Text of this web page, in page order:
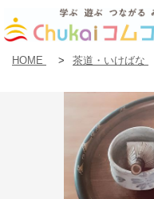
HOME > 茶道・いけばな